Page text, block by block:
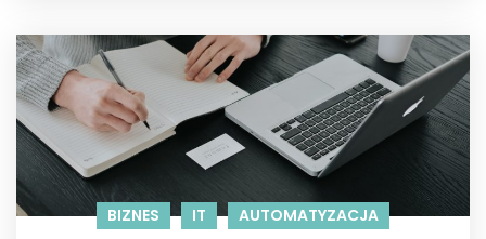
BIZNES IT AUTOMATYZACJA